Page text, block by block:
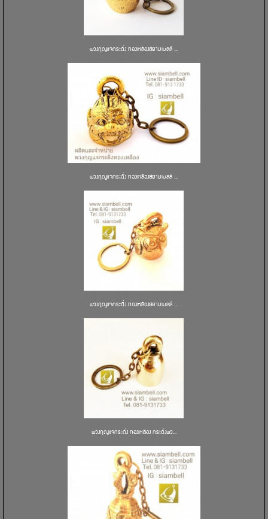
พวงกุญแจกระดิ่ง ทองเหลืองสยามเบลล์ ...
พวงกุญแจกระดิ่ง ทองเหลืองสยามเบลล์ ...
พวงกุญแจกระดิ่ง ทองเหลืองสยามเบลล์ ...
พวงกุญแจกระดิ่ง ทองเหลือง กระดิ่งพว...